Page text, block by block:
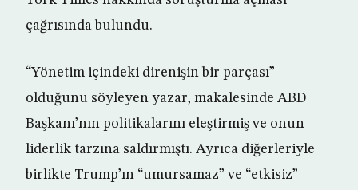
çağrısında bulundu.
“Yönetim içindeki direnişin bir parçası”
olduğunu söyleyen yazar, makalesinde ABD
Başkanı’nın politikalarını eleştirmiş ve onun
liderlik tarzına saldırmıştı. Ayrıca diğerleriyle
birlikte Trump’ın “umursamaz” ve “etkisiz”